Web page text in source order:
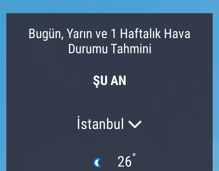
Bugün, Yarın ve 1 Haftalık Hava
Durumu Tahmini
ŞU AN
İstanbul
26°